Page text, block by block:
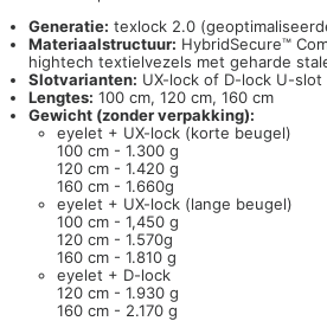
Generatie: texlock 2.0
Materiaalstructuur: HybridSecure™
hightech textielvezels met geharde
Slotvarianten: UX-lock of D-lock U-slot
Lengtes: 100 cm, 120 cm, 160 cm
Gewicht (zonder verpakking):
eyelet + UX-lock (korte beugel)
100 cm - 1.300 g
120 cm - 1.420 g
160 cm - 1.660g
eyelet + UX-lock (lange beugel)
100 cm - 1,450 g
120 cm - 1.570g
160 cm - 1.810 g
eyelet + D-lock
120 cm - 1.930 g
160 cm - 2.170 g